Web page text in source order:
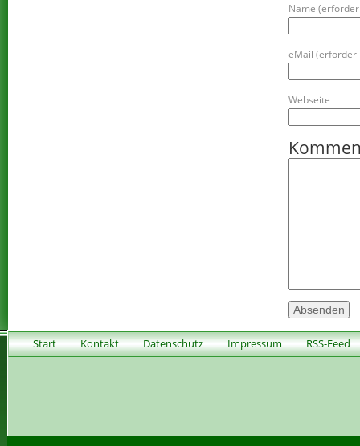
Name
eMail
Webseite
Start Kontakt Datenschutz Impressum RSS-Feed